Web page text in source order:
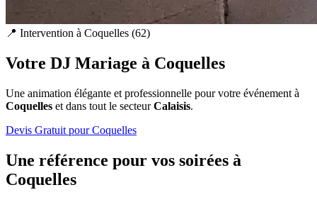
📍 Intervention à Coquelles (62)
Votre DJ Mariage à Coquelles
Une animation élégante et professionnelle pour votre événement à
Coquelles et dans tout le secteurCalaisis.
Devis Gratuit pourCoquelles
Une référence pour vos soirées à
Coquelles